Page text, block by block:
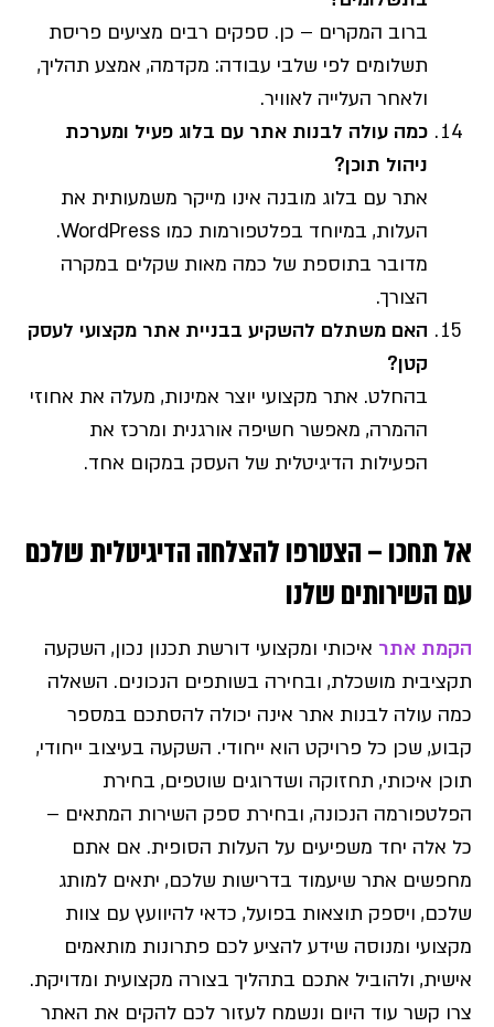
ברוב המקרים – כן. ספקים רבים מציעים פריסת
תשלומים לפי שלבי עבודה: מקדמה, אמצע תהליך,
ולאחר העלייה לאוויר.
כמה עולה לבנות אתר עם בלוג פעיל ומערכת
ניהול תוכן?
אתר עם בלוג מובנה אינו מייקר משמעותית את
העלות, במיוחד בפלטפורמות כמו WordPress.
מדובר בתוספת של כמה מאות שקלים במקרה
הצורך.
האם משתלם להשקיע בבניית אתר מקצועי לעסק
קטן?
בהחלט. אתר מקצועי יוצר אמינות, מעלה את אחוזי
ההמרה, מאפשר חשיפה אורגנית ומרכז את
הפעילות הדיגיטלית של העסק במקום אחד.
אל תחכו – הצטרפו להצלחה הדיגיטלית שלכם
עם השירותים שלנו
הקמת אתר איכותי ומקצועי דורשת תכנון נכון, השקעה
תקציבית מושכלת, ובחירה בשותפים הנכונים. השאלה
כמה עולה לבנות אתר אינה יכולה להסתכם במספר
קבוע, שכן כל פרויקט הוא ייחודי. השקעה בעיצוב ייחודי,
תוכן איכותי, תחזוקה ושדרוגים שוטפים, בחירת
הפלטפורמה הנכונה, ובחירת ספק השירות המתאים –
כל אלה יחד משפיעים על העלות הסופית. אם אתם
מחפשים אתר שיעמוד בדרישות שלכם, יתאים למותג
שלכם, ויספק תוצאות בפועל, כדאי להיוועץ עם צוות
מקצועי ומנוסה שידע להציע לכם פתרונות מותאמים
אישית, ולהוביל אתכם בתהליך בצורה מקצועית ומדויקת.
צרו קשר עוד היום ונשמח לעזור לכם להקים את האתר